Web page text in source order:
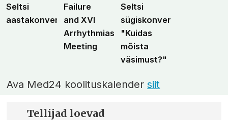
Seltsi
aastakonverents
Failure
and XVI
Arrhythmias
Meeting
Seltsi
sügiskonverents
"Kuidas
mõista
väsimust?"
Ava Med24 koolituskalendersiit
Tellijad loevad